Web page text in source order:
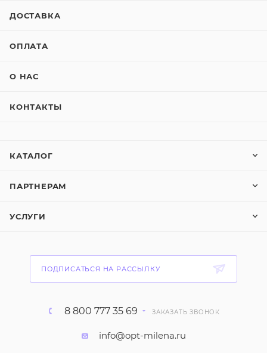
ДОСТАВКА
ОПЛАТА
О НАС
КОНТАКТЫ
КАТАЛОГ
ПАРТНЕРАМ
УСЛУГИ
ПОДПИСАТЬСЯ НА РАССЫЛКУ
8 800 777 35 69 ЗАКАЗАТЬ ЗВОНОК
info@opt-milena.ru